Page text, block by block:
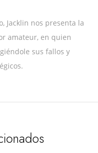
Jacklin nos presenta la
amateur, en quien
sus fallos y